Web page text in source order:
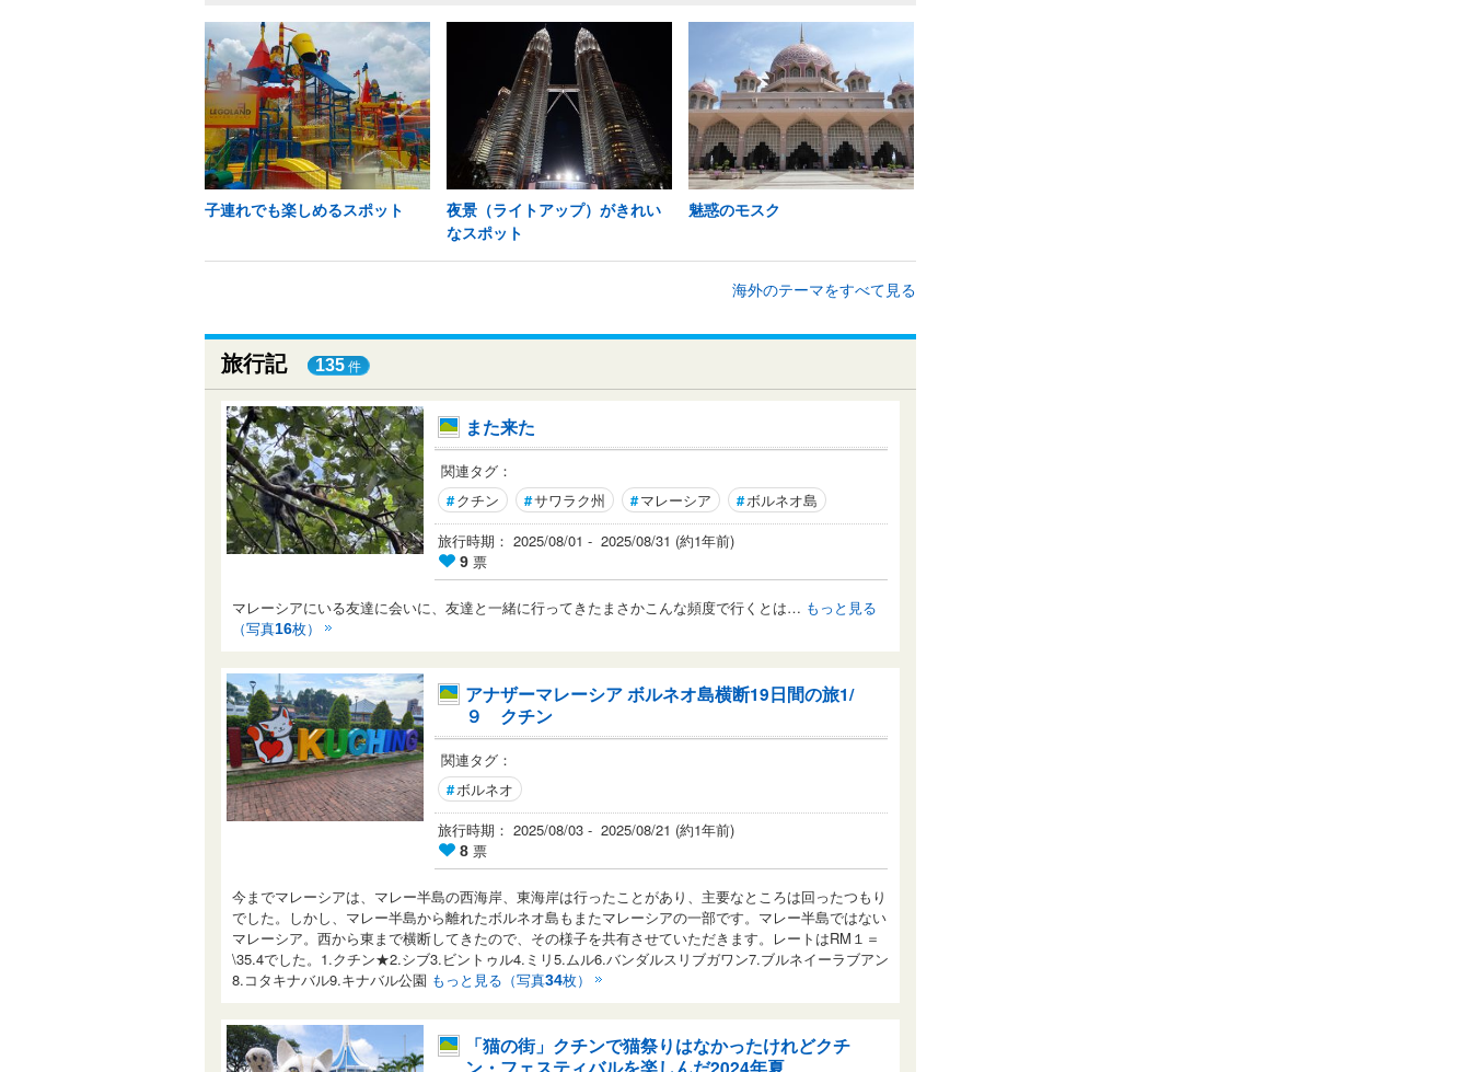
子連れでも楽しめるスポット
夜景（ライトアップ）がきれい
なスポット
魅惑のモスク
海外のテーマをすべて見る
旅行記 135 件
また来た
関連タグ：
#クチン #サワラク州 #マレーシア #ボルネオ島
旅行時期： 2025/08/01 - 2025/08/31 (約1年前)
9 票
マレーシアにいる友達に会いに、友達と一緒に行ってきたまさかこんな頻度で行くとは… もっと見る
（写真16枚）
アナザーマレーシア ボルネオ島横断19日間の旅1/
９ クチン
関連タグ：
#ボルネオ
旅行時期： 2025/08/03 - 2025/08/21 (約1年前)
8 票
今までマレーシアは、マレー半島の西海岸、東海岸は行ったことがあり、主要なところは回ったつもり
でした。しかし、マレー半島から離れたボルネオ島もまたマレーシアの一部です。マレー半島ではない
マレーシア。西から東まで横断してきたので、その様子を共有させていただきます。レートはRM１＝
\35.4でした。1.クチン★2.シブ3.ビントゥル4.ミリ5.ムル6.バンダルスリブガワン7.ブルネイーラブアン
8.コタキナバル9.キナバル公園 もっと見る（写真34枚）
「猫の街」クチンで猫祭りはなかったけれどクチ